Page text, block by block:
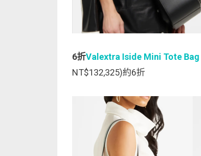
6折Valextra Iside Mini Tote Bag
NT$132,325)約6折